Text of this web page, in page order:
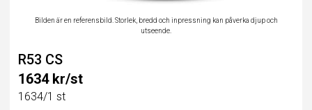
Bilden är en referensbild. Storlek, bredd och inpressning kan påverka djup och
utseende.
R53 CS
1634 kr/st
1634/1 st